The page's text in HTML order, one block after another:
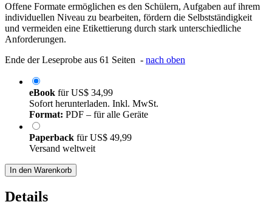
Offene Formate ermöglichen es den Schülern, Aufgaben auf ihrem
individuellen Niveau zu bearbeiten, fördern die Selbstständigkeit
und vermeiden eine Etikettierung durch stark unterschiedliche
Anforderungen.
Ende der Leseprobe aus 61 Seiten - nach oben
eBook fürUS$ 34,99
Sofort herunterladen. Inkl. MwSt.
Format: PDF – für alle Geräte
Paperback fürUS$ 49,99
Versand weltweit
In den Warenkorb
Details